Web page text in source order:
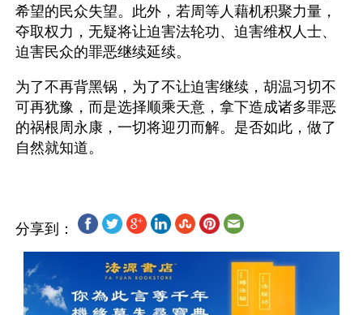
希望的民众失望。此外，若周等人藉机积聚力量，
夺取权力，无疑将让迫害法轮功、迫害维权人士、
迫害民众的罪恶继续延续。
为了不再背黑锅，为了不让迫害继续，胡温习切不
可再犹豫，而是选择顺乘天意，拿下造成诸多罪恶
的祸根周永康，一切将迎刃而解。是否如此，做了
分享到：